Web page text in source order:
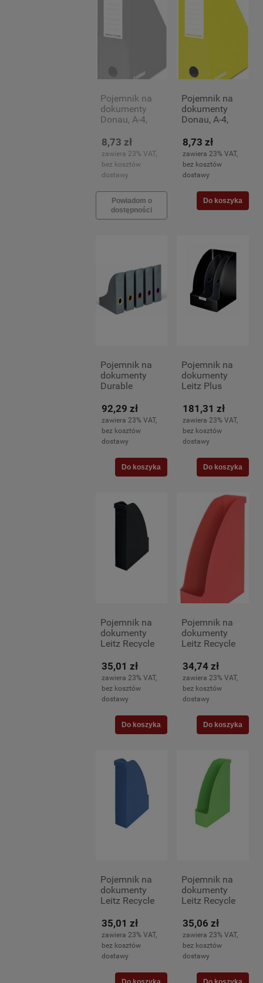
Pojemnik na
dokumenty
Donau, A-4,
zielony
8,73 zł
zawiera 23% VAT,
bez kosztów
dostawy
Powiadom o
dostępności
Pojemnik na
dokumenty
Donau, A-4,
8,73 zł
zawiera 23% VAT,
bez kosztów
dostawy
Do koszyka
Pojemnik na
dokumenty
Durable
5 sztuk,
antracyt
92,29 zł
zawiera 23% VAT,
bez kosztów
dostawy
Do koszyka
Pojemnik na
dokumenty
Leitz Plus
181,31 zł
zawiera 23% VAT,
bez kosztów
dostawy
Do koszyka
Pojemnik na
dokumenty
Leitz Recycle
35,01 zł
zawiera 23% VAT,
bez kosztów
dostawy
Do koszyka
Pojemnik na
dokumenty
Leitz Recycle
34,74 zł
zawiera 23% VAT,
bez kosztów
dostawy
Do koszyka
Pojemnik na
dokumenty
Leitz Recycle
35,01 zł
zawiera 23% VAT,
bez kosztów
dostawy
Pojemnik na
dokumenty
Leitz Recycle
35,06 zł
zawiera 23% VAT,
bez kosztów
dostawy